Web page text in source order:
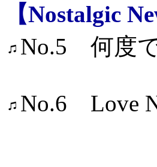
【Nostalgic
No.5 何度で
No.6 Love